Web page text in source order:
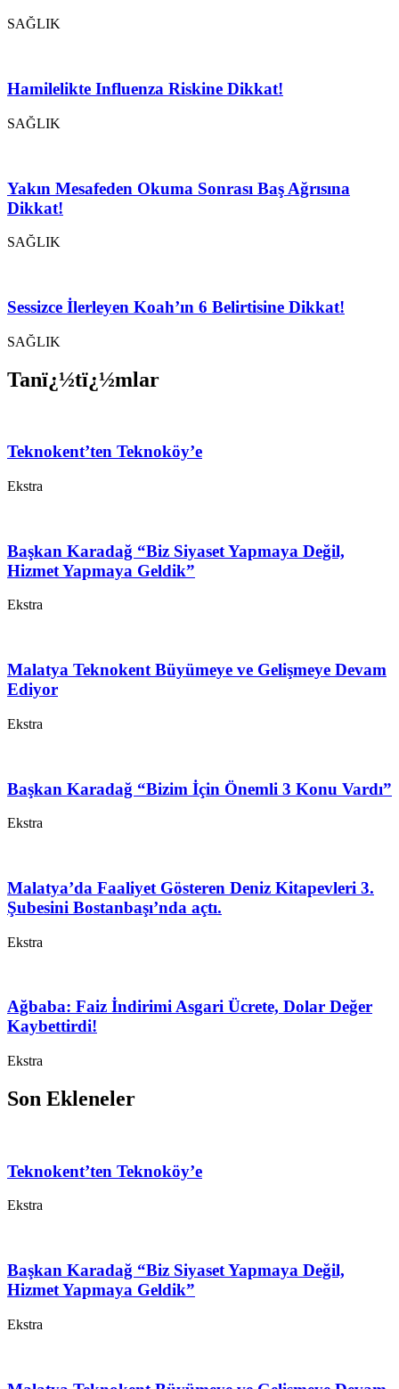
SAĞLIK
Hamilelikte Influenza Riskine Dikkat!
SAĞLIK
Yakın Mesafeden Okuma Sonrası Baş Ağrısına
Dikkat!
SAĞLIK
Sessizce İlerleyen Koah’ın 6 Belirtisine Dikkat!
SAĞLIK
Tanï¿½tï¿½mlar
Teknokent’ten Teknoköy’e
Ekstra
Başkan Karadağ “Biz Siyaset Yapmaya Değil,
Hizmet Yapmaya Geldik”
Ekstra
Malatya Teknokent Büyümeye ve Gelişmeye Devam
Ediyor
Ekstra
Başkan Karadağ “Bizim İçin Önemli 3 Konu Vardı”
Ekstra
Malatya’da Faaliyet Gösteren Deniz Kitapevleri 3.
Şubesini Bostanbaşı’nda açtı.
Ekstra
Ağbaba: Faiz İndirimi Asgari Ücrete, Dolar Değer
Kaybettirdi!
Ekstra
Son Ekleneler
Teknokent’ten Teknoköy’e
Ekstra
Başkan Karadağ “Biz Siyaset Yapmaya Değil,
Hizmet Yapmaya Geldik”
Ekstra